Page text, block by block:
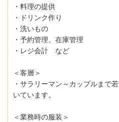
・料理の提供
・ドリンク作り
・洗いもの
・予約管理、在庫管理
・レジ会計 など
＜客層＞
・サラリーマン～カップルまで
いています。
＜業務時の服装＞